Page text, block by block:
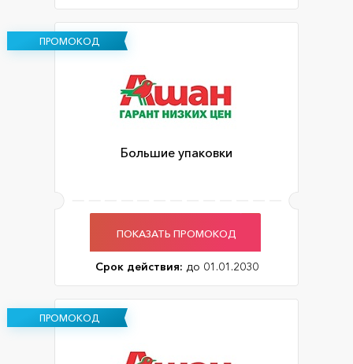
ПРОМОКОД
Большие упаковки
ПОКАЗАТЬ ПРОМОКОД
Срок действия: до 01.01.2030
ПРОМОКОД